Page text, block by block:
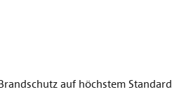
auf höchstem Standard